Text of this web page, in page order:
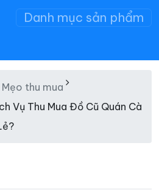
Danh mục sản phẩm
Mẹo thu mua
Vụ Thu Mua Đồ Cũ Quán Cà